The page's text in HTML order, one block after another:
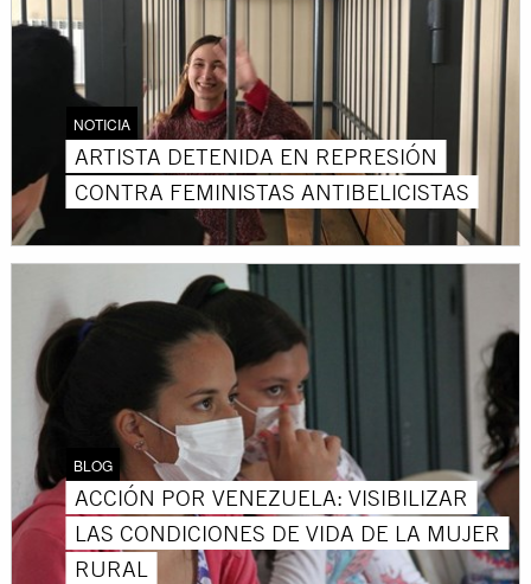
NOTICIA
ARTISTA DETENIDA EN REPRESIÓN
CONTRA FEMINISTAS ANTIBELICISTAS
BLOG
ACCIÓN POR VENEZUELA: VISIBILIZAR
LAS CONDICIONES DE VIDA DE LA MUJER
RURAL